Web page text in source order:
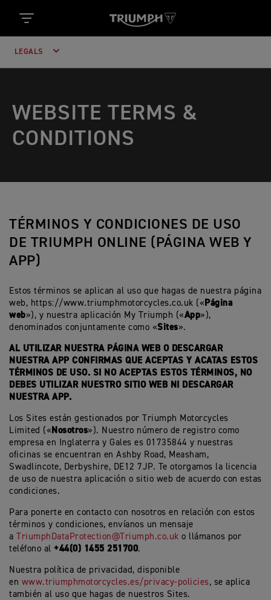
LEGALS
WEBSITE TERMS &
CONDITIONS
TÉRMINOS Y CONDICIONES DE USO
DE TRIUMPH ONLINE (PÁGINA WEB Y
APP)
Estos términos se aplican al uso que hagas de nuestra página
web, https://www.triumphmotorcycles.co.uk («Página
web»), y nuestra aplicación My Triumph («App»),
denominados conjuntamente como «Sites».
AL UTILIZAR NUESTRA PÁGINA WEB O DESCARGAR
NUESTRA APP CONFIRMAS QUE ACEPTAS Y ACATAS ESTOS
TÉRMINOS DE USO. SI NO ACEPTAS ESTOS TÉRMINOS, NO
DEBES UTILIZAR NUESTRO SITIO WEB NI DESCARGAR
NUESTRA APP.
Los Sites están gestionados por Triumph Motorcycles
Limited («Nosotros»). Nuestro número de registro como
empresa en Inglaterra y Gales es 01735844 y nuestras
oficinas se encuentran en Ashby Road, Measham,
Swadlincote, Derbyshire, DE12 7JP. Te otorgamos la licencia
de uso de nuestra aplicación o sitio web de acuerdo con estas
condiciones.
Para ponerte en contacto con nosotros en relación con estos
términos y condiciones, envíanos un mensaje
a
TriumphDataProtection@Triumph.co.uk o llámanos por
teléfono al +44(0) 1455 251700.
Nuestra política de privacidad, disponible
en www.triumphmotorcycles.es/privacy-policies, se aplica
también al uso que hagas de nuestros Sites.